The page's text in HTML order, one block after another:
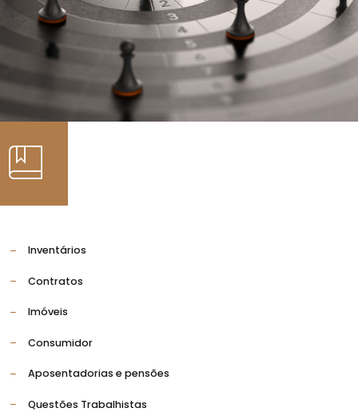
Inventários
Contratos
Imóveis
Consumidor
Aposentadorias e pensões
Questões Trabalhistas